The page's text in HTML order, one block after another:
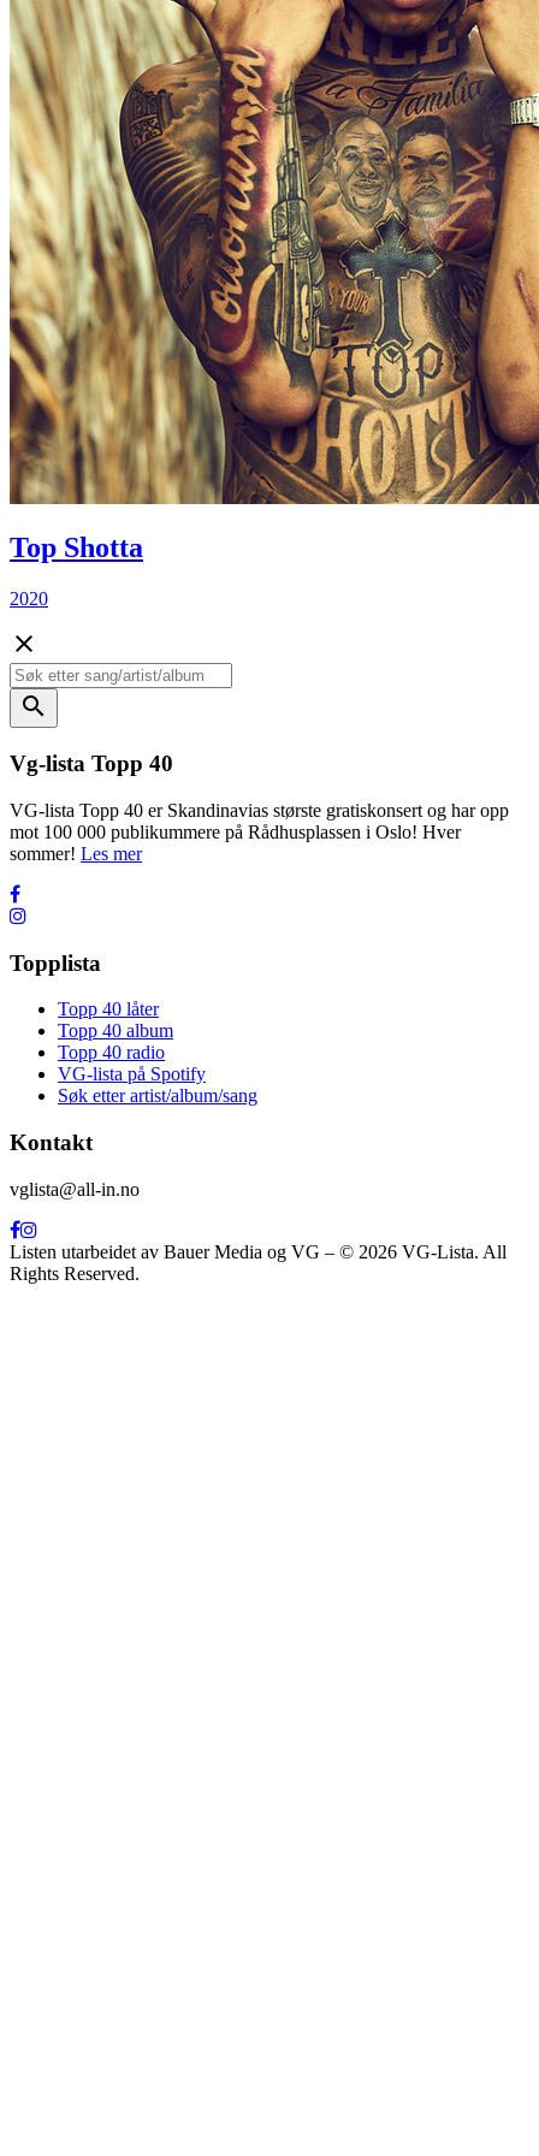
Top Shotta
2020
close
search
Vg-lista Topp 40
VG-lista Topp 40 er Skandinavias største gratiskonsert og har opp
mot 100 000 publikummere på Rådhusplassen i Oslo! Hver
sommer! Les mer
Topplista
Topp 40 låter
Topp 40 album
Topp 40 radio
VG-lista på Spotify
Søk etter artist/album/sang
Kontakt
vglista@all-in.no
Listen utarbeidet av Bauer Media og VG – © 2026 VG-Lista. All
Rights Reserved.